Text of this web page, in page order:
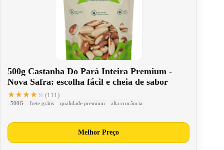
500g Castanha Do Pará Inteira Premium -
Nova Safra: escolha fácil e cheia de sabor
★★★★★
★★★★★ (111)
500G frete grátis qualidade premium alta crocância
Melhor Preço